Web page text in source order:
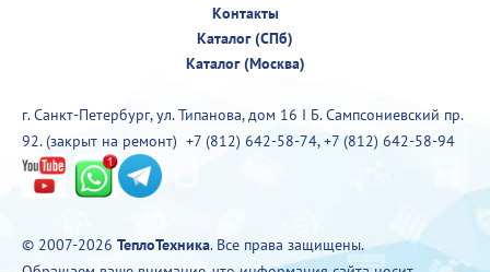
Контакты
Каталог (СПб)
Каталог (Москва)
г. Санкт-Петербург, ул. Типанова, дом 16 I Б. Сампсониевский пр.
92. (закрыт на ремонт) +7 (812) 642-58-74,+7 (812) 642-58-94
© 2007-2026 ТеплоТехника. Все права защищены.